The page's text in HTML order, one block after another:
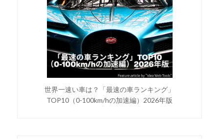
世界一速い車は？「最速の車ランキング」
TOP10（0-100km/hの加速編）2026年版